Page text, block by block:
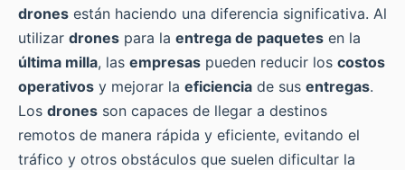
drones están haciendo una diferencia significativa. Al
utilizar drones para la entrega de paquetes en la
última milla, las empresas pueden reducir los costos
operativos y mejorar la eficiencia de sus entregas.
Los drones son capaces de llegar a destinos
remotos de manera rápida y eficiente, evitando el
tráfico y otros obstáculos que suelen dificultar la